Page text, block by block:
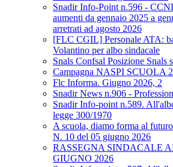
Snadir Info-Point n.596 -
aumenti da gennaio 2025 a
arretrati ad agosto 2026
[FLC CGIL] Personale ATA:
Volantino per albo sindacale
Snals Confsal Posizione Snals
Campagna NASPI SCUOLA
Flc Informa. Giugno 2026, 2
Snadir News n.906 -
Snadir Info-point n.589.
legge 300/1970
A scuola, diamo forma al
N. 10 del 05 giugno 2026
RASSEGNA SINDACALE
GIUGNO 2026